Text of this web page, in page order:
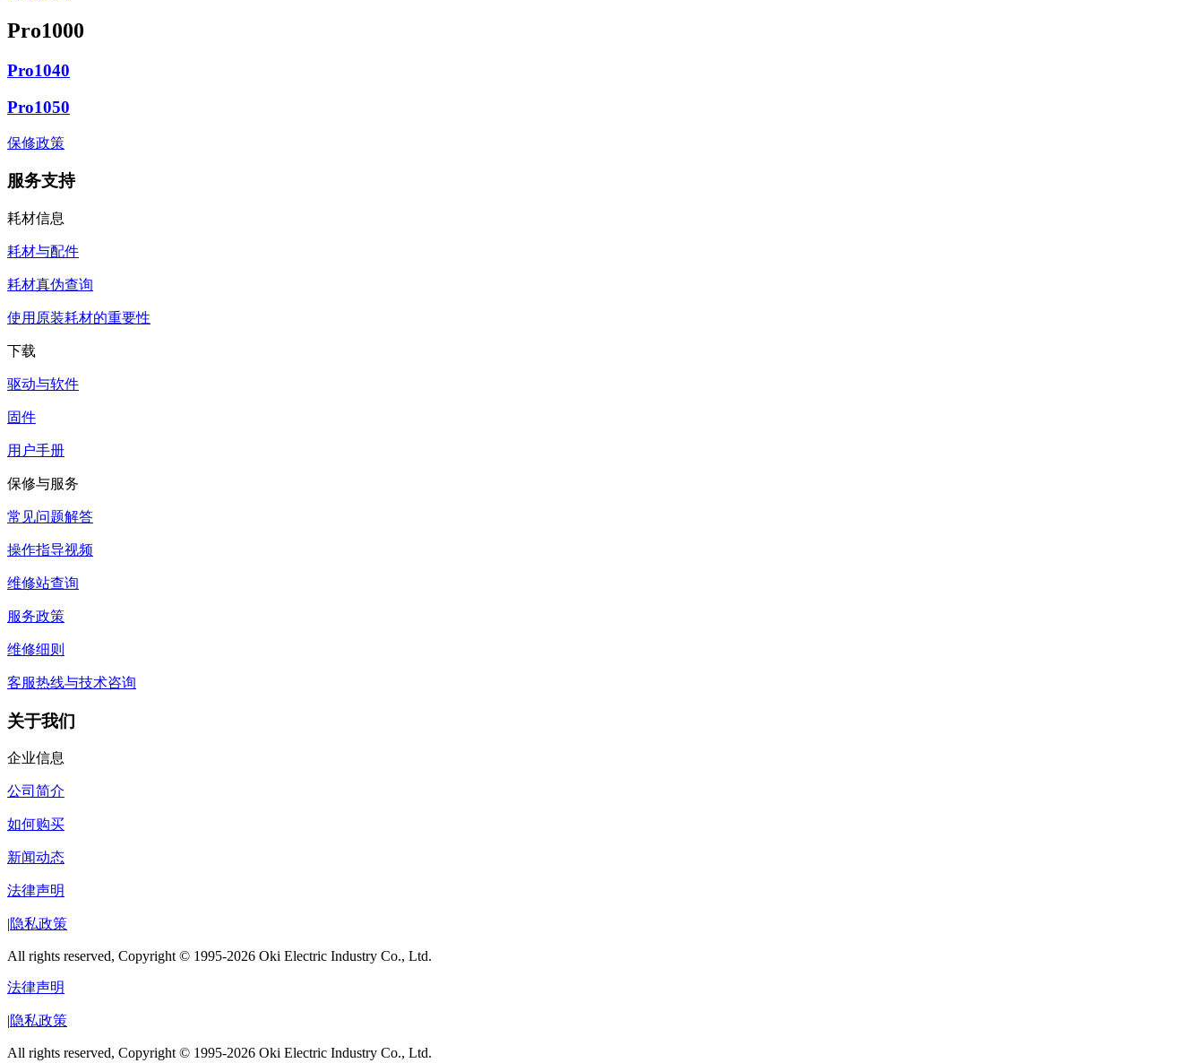
Pro1000
Pro1040
Pro1050
保修政策
服务支持
耗材信息
耗材与配件
耗材真伪查询
使用原装耗材的重要性
下载
驱动与软件
固件
用户手册
保修与服务
常见问题解答
操作指导视频
维修站查询
服务政策
维修细则
客服热线与技术咨询
关于我们
企业信息
公司简介
如何购买
新闻动态
法律声明
|隐私政策
All rights reserved, Copyright © 1995-2026 Oki Electric Industry Co., Ltd.
法律声明
|隐私政策
All rights reserved, Copyright © 1995-2026 Oki Electric Industry Co., Ltd.